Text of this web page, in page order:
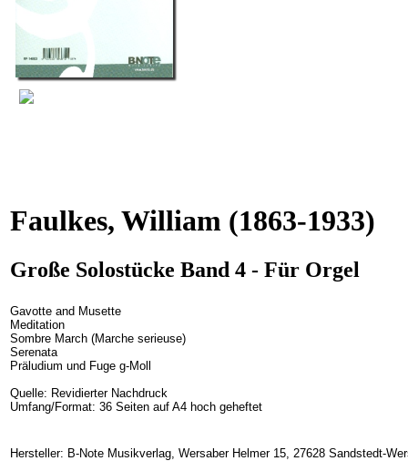
Faulkes, William (1863-1933)
Große Solostücke Band 4 - Für Orgel
Gavotte and Musette
Meditation
Sombre March (Marche serieuse)
Serenata
Präludium und Fuge g-Moll
Quelle: Revidierter Nachdruck
Umfang/Format: 36 Seiten auf A4 hoch geheftet
Hersteller: B-Note Musikverlag, Wersaber Helmer 15, 27628 Sandstedt-